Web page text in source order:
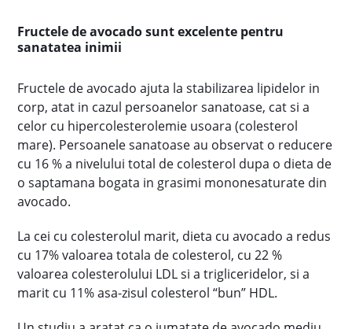
Fructele de avocado sunt excelente pentru
sanatatea inimii
Fructele de avocado ajuta la stabilizarea lipidelor in
corp, atat in cazul persoanelor sanatoase, cat si a
celor cu hipercolesterolemie usoara (colesterol
mare). Persoanele sanatoase au observat o reducere
cu 16 % a nivelului total de colesterol dupa o dieta de
o saptamana bogata in grasimi mononesaturate din
avocado.
La cei cu colesterolul marit, dieta cu avocado a redus
cu 17% valoarea totala de colesterol, cu 22 %
valoarea colesterolului LDL si a trigliceridelor, si a
marit cu 11% asa-zisul colesterol “bun” HDL.